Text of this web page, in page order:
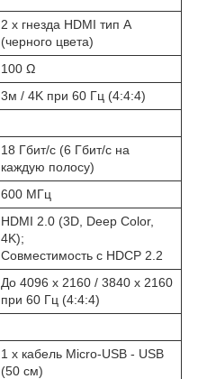
2 x гнезда HDMI тип А
(черного цвета)
100 Ω
3м / 4K при 60 Гц (4:4:4)
18 Гбит/с (6 Гбит/с на
каждую полосу)
600 MГц
HDMI 2.0 (3D, Deep Color,
4K);
Совместимость с HDCP 2.2
До 4096 x 2160 / 3840 x 2160
при 60 Гц (4:4:4)
1 x кабель Micro-USB - USB
(50 см)